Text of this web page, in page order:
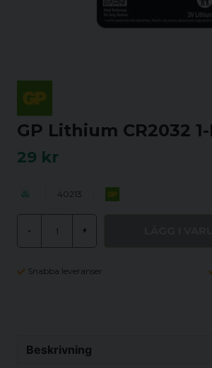
GP Lithium CR2032
29 kr
40213
- +
Snabba leveranser
Beskrivning